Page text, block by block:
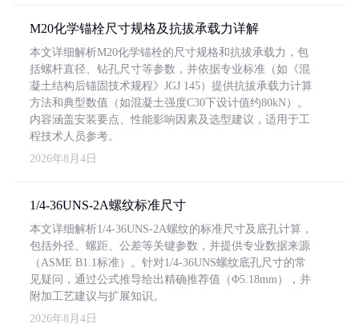
M20化学锚栓尺寸规格及抗拔承载力详解
本文详细解析M20化学锚栓的尺寸规格和抗拔承载力，包
括螺杆直径、钻孔尺寸等参数，并依据专业标准（如《混
凝土结构后锚固技术规程》JGJ 145）提供抗拔承载力计算
方法和典型数值（如混凝土强度C30下设计值约80kN）。
内容涵盖安装要点、性能影响因素及选型建议，适用于工
程技术人员参考。
2026年8月4日
1/4-36UNS-2A螺纹标准尺寸
本文详细解析1/4-36UNS-2A螺纹的标准尺寸及底孔计算，
包括外径、螺距、公差等关键参数，并提供专业数据来源
（ASME B1.1标准）。针对1/4-36UNS螺纹底孔尺寸的常
见疑问，通过公式推导给出精确推荐值（Φ5.18mm），并
附加工艺建议与扩展知识。
2026年8月4日